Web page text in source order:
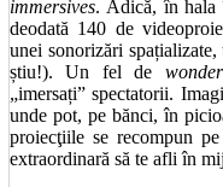
immersives. Adică, în hala
deodată 140 de
unei sonorizări
știu!). Un fel de
„imersați” spectatorii.
unde pot, pe bănci, în
proiecţiile se recompun
extraordinară să te afli în